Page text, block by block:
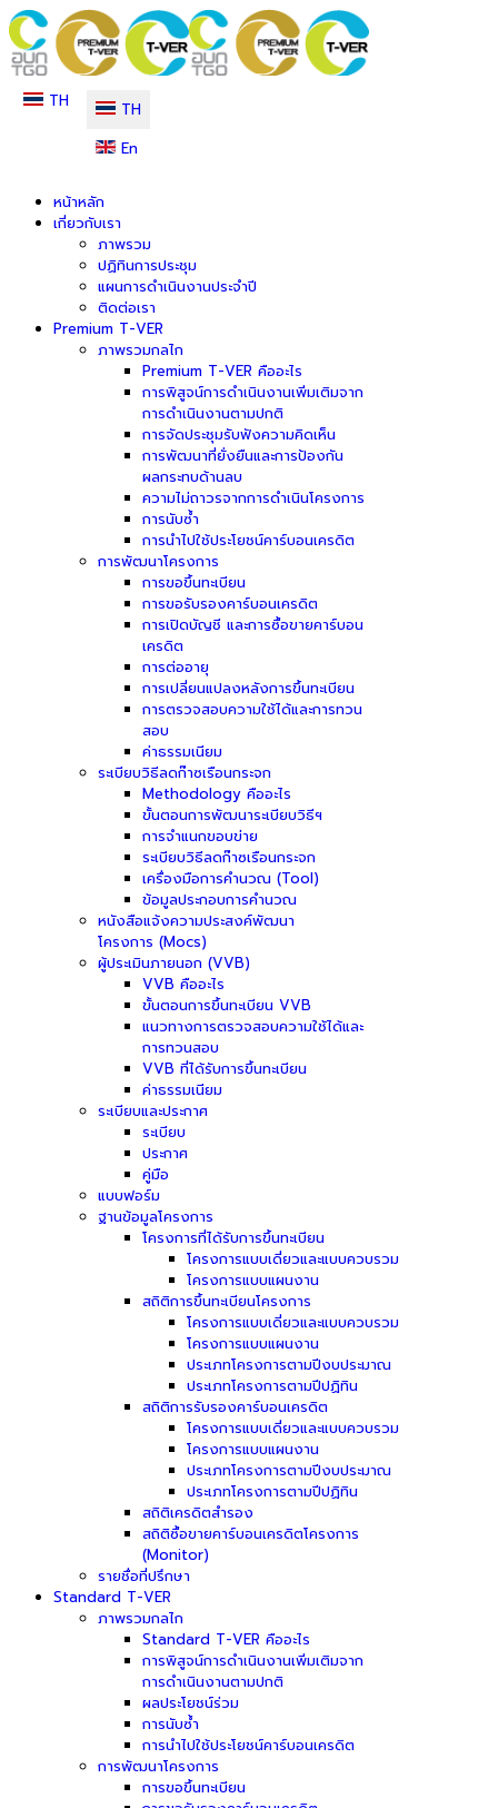
TH
TH
En
หน้าหลัก
เกี่ยวกับเรา
ภาพรวม
ปฏิทินการประชุม
แผนการดำเนินงานประจำปี
ติดต่อเรา
Premium T-VER
ภาพรวมกลไก
Premium T-VER คืออะไร
การพิสูจน์การดำเนินงานเพิ่มเติมจาก
การดำเนินงานตามปกติ
การจัดประชุมรับฟังความคิดเห็น
การพัฒนาที่ยั่งยืนและการป้องกัน
ผลกระทบด้านลบ
ความไม่ถาวรจากการดำเนินโครงการ
การนับซ้ำ
การนำไปใช้ประโยชน์คาร์บอนเครดิต
การพัฒนาโครงการ
การขอขึ้นทะเบียน
การขอรับรองคาร์บอนเครดิต
การเปิดบัญชี และการซื้อขายคาร์บอน
เครดิต
การต่ออายุ
การเปลี่ยนแปลงหลังการขึ้นทะเบียน
การตรวจสอบความใช้ได้และการทวน
สอบ
ค่าธรรมเนียม
ระเบียบวิธีลดก๊าซเรือนกระจก
Methodology คืออะไร
ขั้นตอนการพัฒนาระเบียบวิธีฯ
การจำแนกขอบข่าย
ระเบียบวิธีลดก๊าซเรือนกระจก
เครื่องมือการคำนวณ (Tool)
ข้อมูลประกอบการคำนวณ
หนังสือแจ้งความประสงค์พัฒนา
โครงการ (Mocs)
ผู้ประเมินภายนอก (VVB)
VVB คืออะไร
ขั้นตอนการขึ้นทะเบียน VVB
แนวทางการตรวจสอบความใช้ได้และ
การทวนสอบ
VVB ที่ได้รับการขึ้นทะเบียน
ค่าธรรมเนียม
ระเบียบและประกาศ
ระเบียบ
ประกาศ
คู่มือ
แบบฟอร์ม
ฐานข้อมูลโครงการ
โครงการที่ได้รับการขึ้นทะเบียน
โครงการแบบเดี่ยวและแบบควบรวม
โครงการแบบแผนงาน
สถิติการขึ้นทะเบียนโครงการ
โครงการแบบเดี่ยวและแบบควบรวม
โครงการแบบแผนงาน
ประเภทโครงการตามปีงบประมาณ
ประเภทโครงการตามปีปฏิทิน
สถิติการรับรองคาร์บอนเครดิต
โครงการแบบเดี่ยวและแบบควบรวม
โครงการแบบแผนงาน
ประเภทโครงการตามปีงบประมาณ
ประเภทโครงการตามปีปฏิทิน
สถิติเครดิตสำรอง
สถิติซื้อขายคาร์บอนเครดิตโครงการ
(Monitor)
รายชื่อที่ปรึกษา
Standard T-VER
ภาพรวมกลไก
Standard T-VER คืออะไร
การพิสูจน์การดำเนินงานเพิ่มเติมจาก
การดำเนินงานตามปกติ
ผลประโยชน์ร่วม
การนับซ้ำ
การนำไปใช้ประโยชน์คาร์บอนเครดิต
การพัฒนาโครงการ
การขอขึ้นทะเบียน